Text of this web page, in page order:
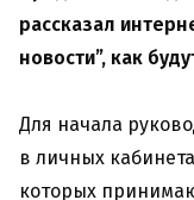
рассказал
новости”, как
Для начала
в личных
которых